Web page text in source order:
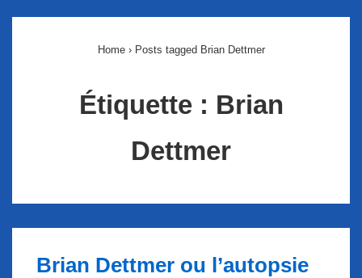
Home › Posts tagged Brian Dettmer
Étiquette : Brian
Dettmer
Brian Dettmer ou l’autopsie